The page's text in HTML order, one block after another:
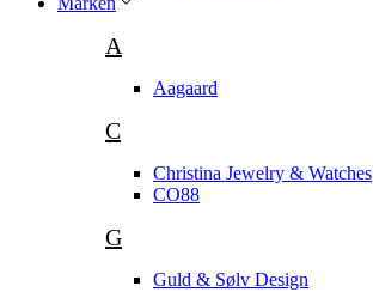
A
Aagaard
C
Christina Jewelry & Watches
CO88
G
Guld & Sølv Design